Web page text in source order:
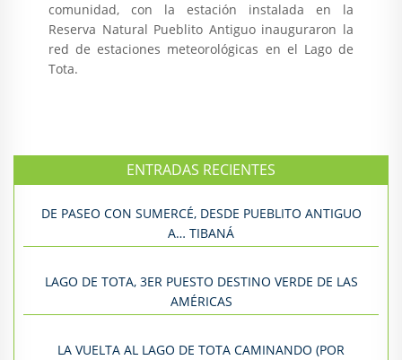
comunidad, con la estación instalada en la
Reserva Natural Pueblito Antiguo inauguraron la
red de estaciones meteorológicas en el Lago de
Tota.
ENTRADAS RECIENTES
DE PASEO CON SUMERCÉ, DESDE PUEBLITO ANTIGUO
A… TIBANÁ
LAGO DE TOTA, 3ER PUESTO DESTINO VERDE DE LAS
AMÉRICAS
LA VUELTA AL LAGO DE TOTA CAMINANDO (POR